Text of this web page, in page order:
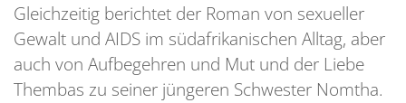
Gleichzeitig berichtet der Roman von sexueller
Gewalt und AIDS im südafrikanischen Alltag, aber
auch von Aufbegehren und Mut und der Liebe
Thembas zu seiner jüngeren Schwester Nomtha.